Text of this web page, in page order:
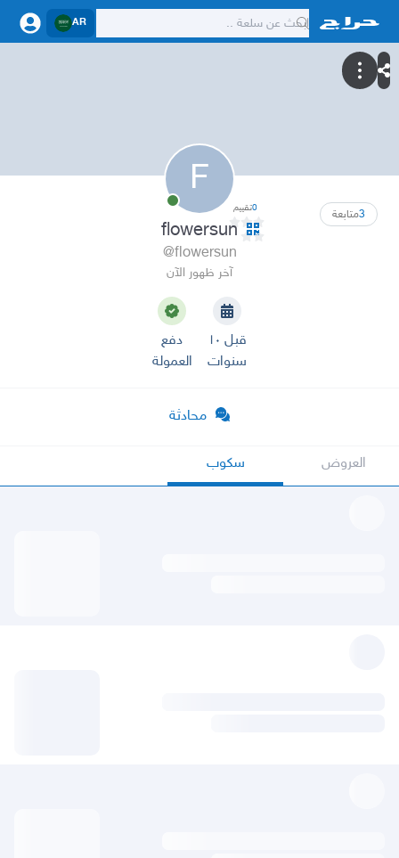
AR
F
3متابعة 0تقييم
flowersun
@flowersun
آخر ظهور الآن
قبل ١٠
سنوات
دفع
العمولة
محادثة
العروض سكوب